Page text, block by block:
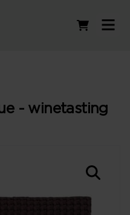
- winetasting